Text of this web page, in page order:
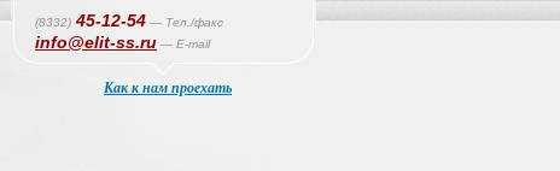
(8332) 45-12-54 — Тел./факс
info@elit-ss.ru — E-mail
Как к нам проехать